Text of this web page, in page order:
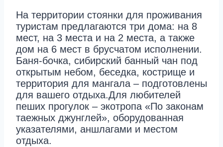
На территории стоянки для проживания
туристам предлагаются три дома: на 8
мест, на 3 места и на 2 места, а также
дом на 6 мест в брусчатом исполнении.
Баня-бочка, сибирский банный чан под
открытым небом, беседка, кострище и
территория для мангала – подготовлены
для вашего отдыха.Для любителей
пеших прогулок – экотропа «По законам
таежных джунглей», оборудованная
указателями, аншлагами и местом
отдыха.